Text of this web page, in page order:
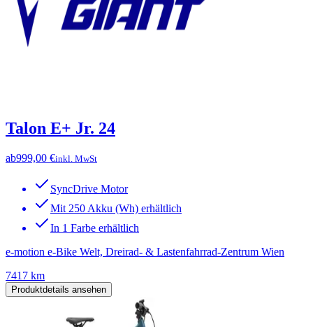
Talon E+ Jr. 24
ab999,00 €inkl. MwSt
SyncDrive Motor
Mit 250 Akku (Wh) erhältlich
In 1 Farbe erhältlich
e-motion e-Bike Welt, Dreirad- & Lastenfahrrad-Zentrum Wien
7417 km
Produktdetails ansehen